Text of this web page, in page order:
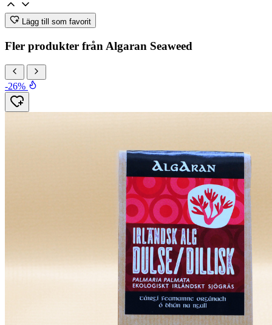
Lägg till som favorit
Fler produkter från Algaran Seaweed
-26%